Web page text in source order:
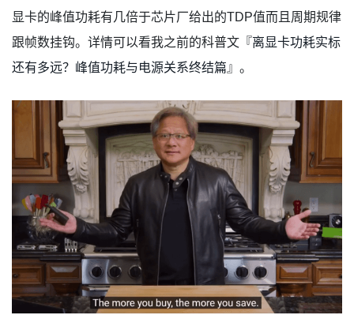
显卡的峰值功耗有几倍于芯片厂给出的TDP值而且周期规律
跟帧数挂钩。详情可以看我之前的科普文『离显卡功耗实标
还有多远？峰值功耗与电源关系终结篇 』。